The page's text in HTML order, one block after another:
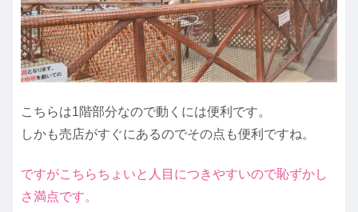
こちらは1階部分なので動くには便利です。
しかも売店がすぐにあるのでその点も便利ですね。
ですがこちらちょいと人目につきやすいので恥ずかし
さ満点です。